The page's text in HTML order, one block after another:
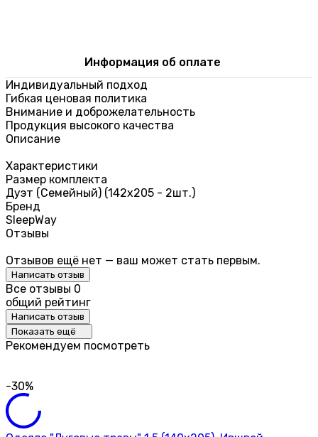
Информация об оплате
Индивидуальный подход
Гибкая ценовая политика
Внимание и доброжелательность
Продукция высокого качества
Описание
Характеристики
Размер комплекта
Дуэт (Семейный) (142х205 - 2шт.)
Бренд
SleepWay
Отзывы
Отзывов ещё нет — ваш может стать первым.
Написать отзыв
Все отзывы 0
общий рейтинг
Написать отзыв
Показать ещё
Рекомендуем посмотреть
-30%